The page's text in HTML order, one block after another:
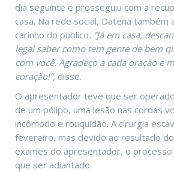
dia seguinte e prosseguiu com a
casa. Na rede social, Datena também
carinho do público. “Já em casa,
legal saber como tem gente de bem
com você. Agradeço a cada oração e
coração!”, disse.
O apresentador teve que ser
de um pólipo, uma lesão nas cordas
incômodo e rouquidão. A cirurgia
fevereiro, mas devido ao resultado
exames do apresentador, o
que ser adiantado.